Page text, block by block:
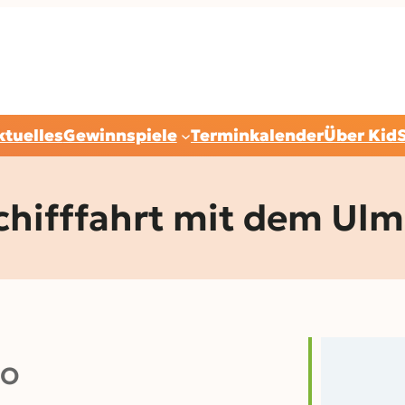
Gewinnspiele TerminkalenderÜber
mit dem